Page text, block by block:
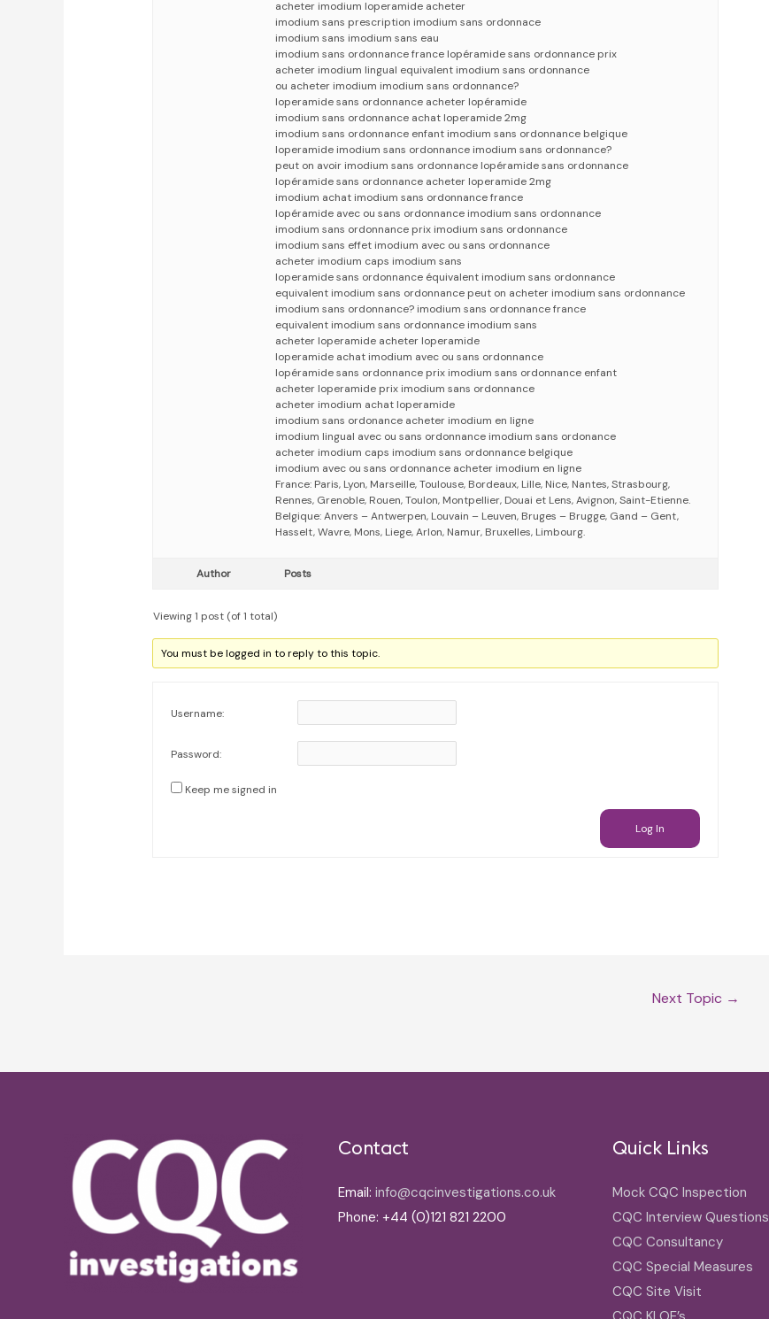
acheter imodium loperamide acheter
imodium sans prescription imodium sans ordonnace
imodium sans imodium sans eau
imodium sans ordonnance france lopéramide sans ordonnance prix
acheter imodium lingual equivalent imodium sans ordonnance
ou acheter imodium imodium sans ordonnance?
loperamide sans ordonnance acheter lopéramide
imodium sans ordonnance achat loperamide 2mg
imodium sans ordonnance enfant imodium sans ordonnance belgique
loperamide imodium sans ordonnance imodium sans ordonnance?
peut on avoir imodium sans ordonnance lopéramide sans ordonnance
lopéramide sans ordonnance acheter loperamide 2mg
imodium achat imodium sans ordonnance france
lopéramide avec ou sans ordonnance imodium sans ordonnance
imodium sans ordonnance prix imodium sans ordonnance
imodium sans effet imodium avec ou sans ordonnance
acheter imodium caps imodium sans
loperamide sans ordonnance équivalent imodium sans ordonnance
equivalent imodium sans ordonnance peut on acheter imodium sans ordonnance
imodium sans ordonnance? imodium sans ordonnance france
equivalent imodium sans ordonnance imodium sans
acheter loperamide acheter loperamide
loperamide achat imodium avec ou sans ordonnance
lopéramide sans ordonnance prix imodium sans ordonnance enfant
acheter loperamide prix imodium sans ordonnance
acheter imodium achat loperamide
imodium sans ordonance acheter imodium en ligne
imodium lingual avec ou sans ordonnance imodium sans ordonance
acheter imodium caps imodium sans ordonnance belgique
imodium avec ou sans ordonnance acheter imodium en ligne
France: Paris, Lyon, Marseille, Toulouse, Bordeaux, Lille, Nice, Nantes, Strasbourg,
Rennes, Grenoble, Rouen, Toulon, Montpellier, Douai et Lens, Avignon, Saint-Etienne.
Belgique: Anvers – Antwerpen, Louvain – Leuven, Bruges – Brugge, Gand – Gent,
Hasselt, Wavre, Mons, Liege, Arlon, Namur, Bruxelles, Limbourg.
Author Posts
Viewing 1 post (of 1 total)
You must be logged in to reply to this topic.
Username:
Password:
Keep me signed in
Log In
Next Topic →
Contact
Email: info@cqcinvestigations.co.uk
Phone: +44 (0)121 821 2200
Quick Links
Mock CQC Inspection
CQC Interview Questions
CQC Consultancy
CQC Special Measures
CQC Site Visit